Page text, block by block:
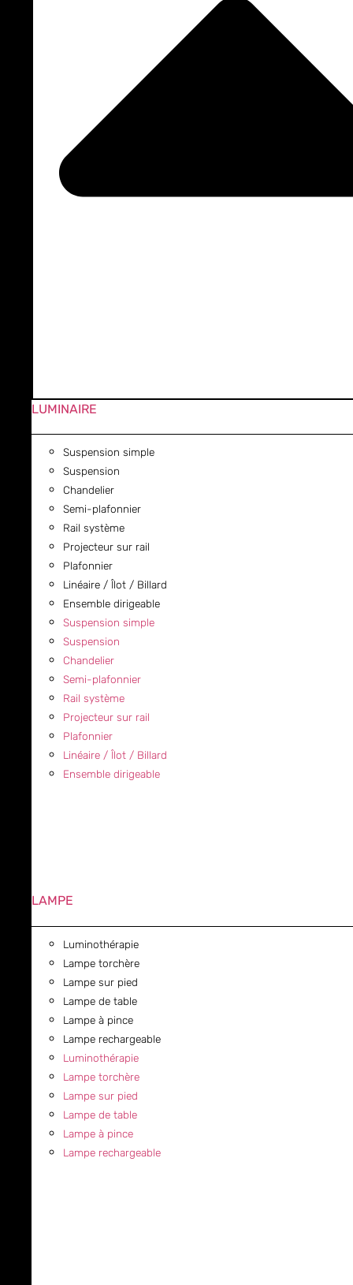
LUMINAIRE
Suspension simple
Suspension
Chandelier
Semi-plafonnier
Rail système
Projecteur sur rail
Plafonnier
Linéaire / Îlot / Billard
Ensemble dirigeable
Suspension simple
Suspension
Chandelier
Semi-plafonnier
Rail système
Projecteur sur rail
Plafonnier
Linéaire / Îlot / Billard
Ensemble dirigeable
LAMPE
Luminothérapie
Lampe torchère
Lampe sur pied
Lampe de table
Lampe à pince
Lampe rechargeable
Luminothérapie
Lampe torchère
Lampe sur pied
Lampe de table
Lampe à pince
Lampe rechargeable